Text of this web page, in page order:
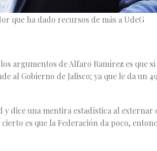
que ha dado recursos de más a UdeG
argumentos de Alfaro Ramírez es que sí
al Gobierno de Jalisco; ya que le da un
dice una mentira estadística al externar
es que la Federación da poco,